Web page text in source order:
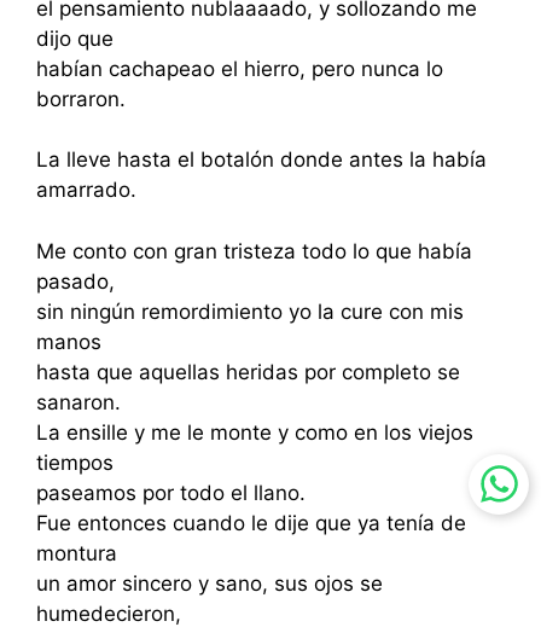
el pensamiento nublaaaado, y sollozando me
dijo que
habían cachapeao el hierro, pero nunca lo
borraron.
La lleve hasta el botalón donde antes la había
amarrado.
Me conto con gran tristeza todo lo que había
pasado,
sin ningún remordimiento yo la cure con mis
manos
hasta que aquellas heridas por completo se
sanaron.
La ensille y me le monte y como en los viejos
tiempos
paseamos por todo el llano.
Fue entonces cuando le dije que ya tenía de
montura
un amor sincero y sano, sus ojos se
humedecieron,